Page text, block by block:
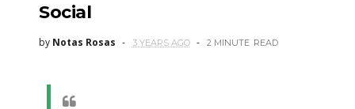
Social
by Notas Rosas 3 YEARS AGO 2 MINUTE READ